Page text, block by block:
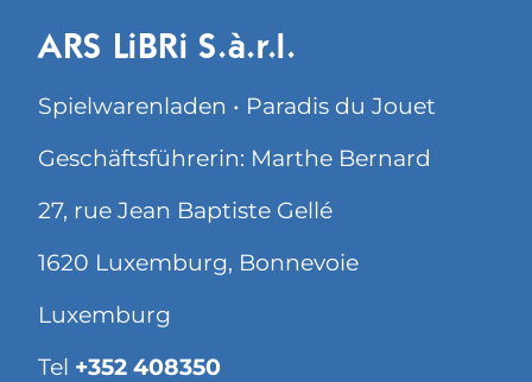
ARS LiBRi S.à.r.l.
Spielwarenladen • Paradis du Jouet
Geschäftsführerin: Marthe Bernard
27, rue Jean Baptiste Gellé
1620 Luxemburg, Bonnevoie
Luxemburg
Tel +352 408350